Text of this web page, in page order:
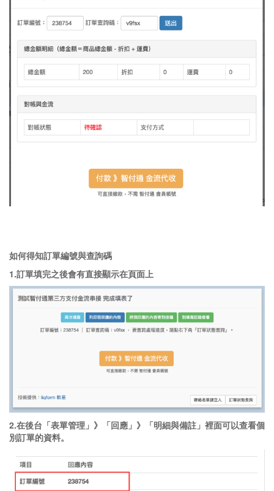
如何得知訂單編號與查詢碼
1.訂單填完之後會有直接顯示在頁面上
2.在後台「表單管理」》「回應」》「明細與備註」裡面可以查看個
別訂單的資料。